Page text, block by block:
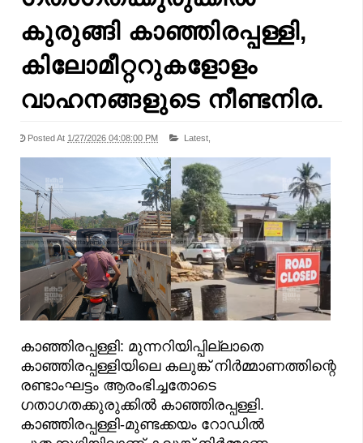
കുരുങ്ങി കാഞ്ഞിരപ്പള്ളി,
കിലോമീറ്ററുകളോളം
വാഹനങ്ങളുടെ നീണ്ടനിര.
Posted At 1/27/2026 04:08:00 PM Latest,
കാഞ്ഞിരപ്പള്ളി: മുന്നറിയിപ്പില്ലാതെ
കാഞ്ഞിരപ്പള്ളിയിലെ കലുങ്ക് നിർമ്മാണത്തിന്റെ
രണ്ടാംഘട്ടം ആരംഭിച്ചതോടെ
ഗതാഗതക്കുരുക്കിൽ കാഞ്ഞിരപ്പള്ളി.
കാഞ്ഞിരപ്പള്ളി-മുണ്ടക്കയം റോഡിൽ